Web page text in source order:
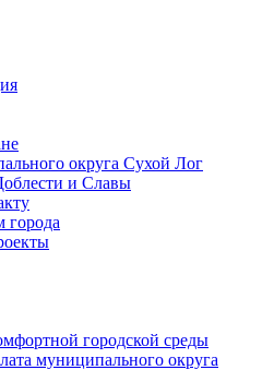
округа Сухой Лог
и Славы
города
городской среды
муниципального округа